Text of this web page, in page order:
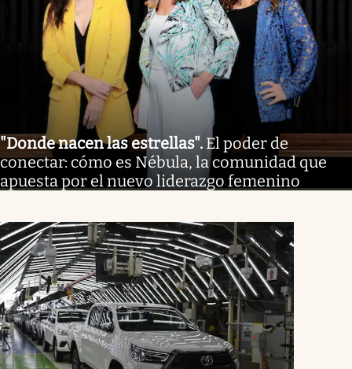
"Donde nacen las estrellas". El poder de
conectar: cómo es Nébula, la comunidad que
apuesta por el nuevo liderazgo femenino